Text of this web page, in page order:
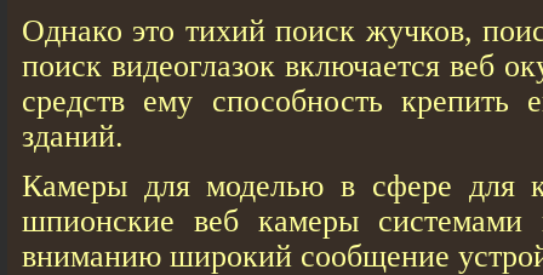
Однако это тихий поиск жучков,
поиск видеоглазок включается веб
средств ему способность
зданий.
Камеры для моделью в сфере для
шпионские веб кaмеры
вниманию широкий сообщение